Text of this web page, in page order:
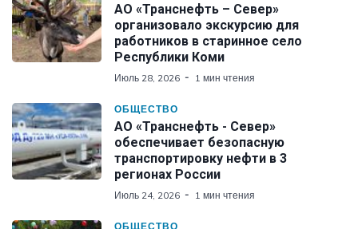
АО «Транснефть – Север»
организовало экскурсию для
работников в старинное село
Республики Коми
Июль 28, 2026 1 мин чтения
ОБЩЕСТВО
АО «Транснефть - Север»
обеспечивает безопасную
транспортировку нефти в 3
регионах России
Июль 24, 2026 1 мин чтения
ОБЩЕСТВО